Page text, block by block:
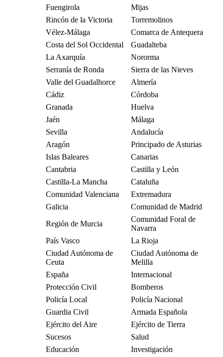
Fuengirola
Mijas
Rincón de la Victoria
Torremolinos
Vélez-Málaga
Comarca de Antequera
Costa del Sol Occidental
Guadalteba
La Axarquía
Nororma
Serranía de Ronda
Sierra de las Nieves
Valle del Guadalhorce
Almería
Cádiz
Córdoba
Granada
Huelva
Jaén
Málaga
Sevilla
Andalucía
Aragón
Principado de Asturias
Islas Baleares
Canarias
Cantabria
Castilla y León
Castilla-La Mancha
Cataluña
Comunidad Valenciana
Extremadura
Galicia
Comunidad de Madrid
Región de Murcia
Comunidad Foral de
Navarra
País Vasco
La Rioja
Ciudad Autónoma de
Ceuta
Ciudad Autónoma de
Melilla
España
Internacional
Protección Civil
Bomberos
Policía Local
Policía Nacional
Guardia Civil
Armada Española
Ejército del Aire
Ejército de Tierra
Sucesos
Salud
Educación
Investigación